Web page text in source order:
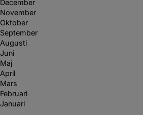
December
November
Oktober
September
Augusti
Juni
Maj
April
Mars
Februari
Januari